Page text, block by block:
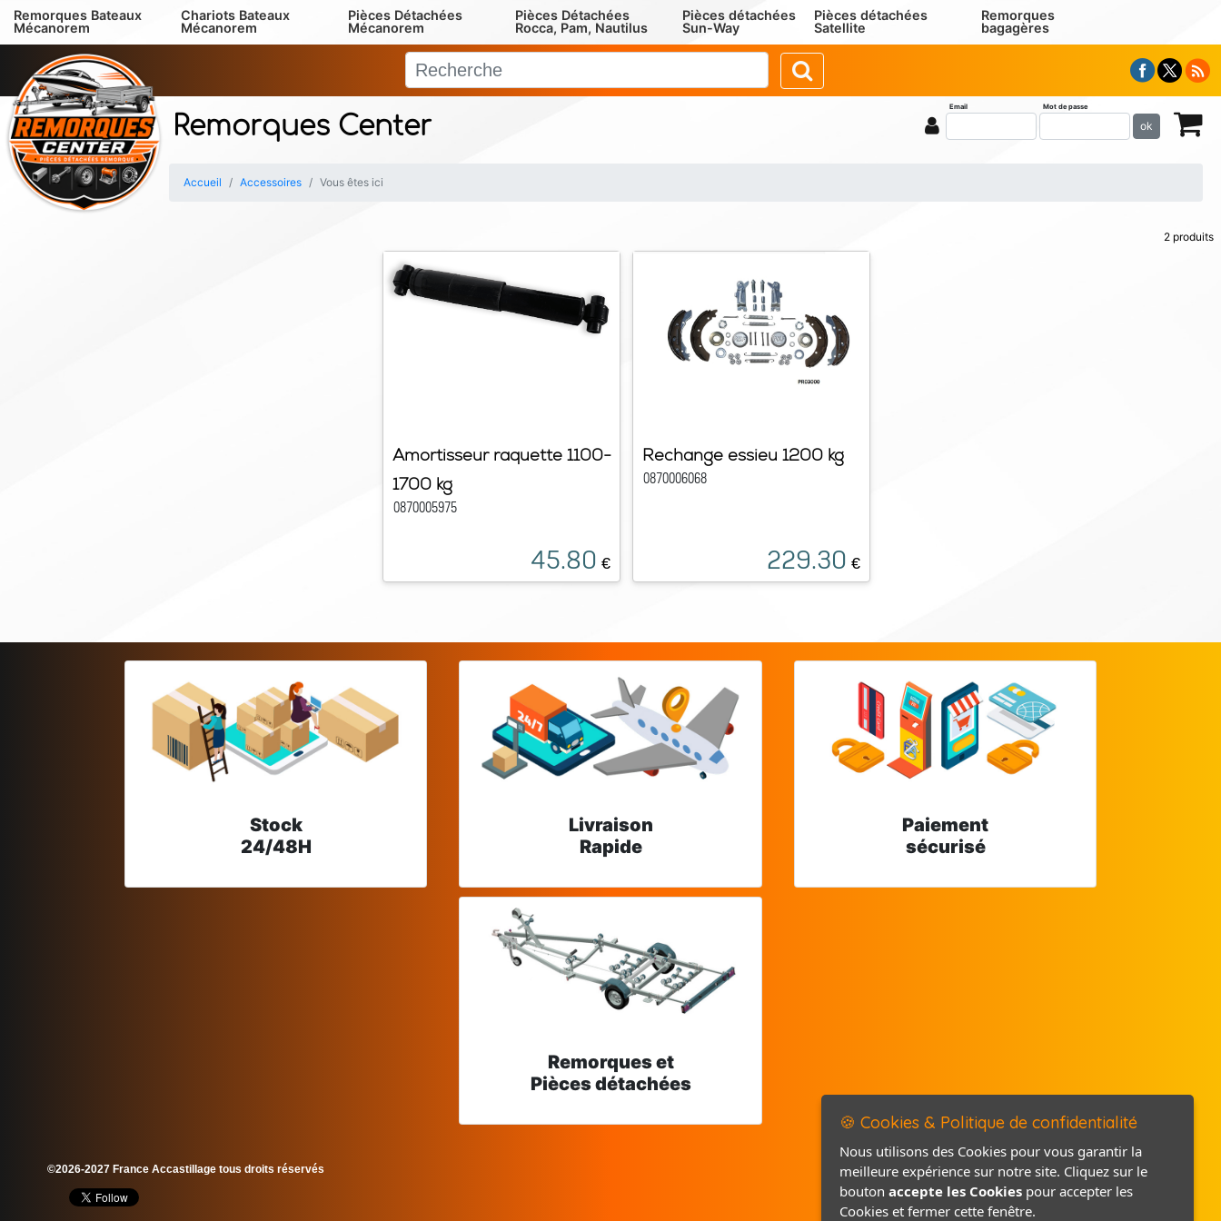
Remorques Center
Remorques Bateaux
Mécanorem
Chariots Bateaux
Mécanorem
Pièces Détachées
Mécanorem
Pièces Détachées
Rocca, Pam, Nautilus
Pièces détachées
Sun-Way
Pièces détachées
Satellite
Remorques
bagagères
Email Mot de passe
ok
Accueil Accessoires Vous êtes ici
2 produits
Amortisseur raquette 1100-
1700 kg
0870005975
45.80 €
Rechange essieu 1200 kg
0870006068
229.30 €
Stock
24/48H
Livraison
Rapide
Paiement
sécurisé
Remorques et
Pièces détachées
©2026-2027 France Accastillage tous droits réservés Mentions légales
Politique de confidentialité
🍪 Cookies & Politique de confidentialité
Nous utilisons des Cookies pour vous garantir la
meilleure expérience sur notre site. Cliquez sur le
bouton accepte les Cookies pour accepter les
Cookies et fermer cette fenêtre.